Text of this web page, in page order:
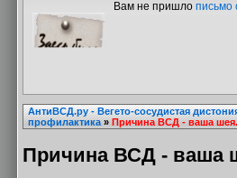
Вам не пришло письмо
АнтиВСД.ру - Вегето-сосудистая
профилактика»Причина ВСД - ваша
Причина ВСД - ваша